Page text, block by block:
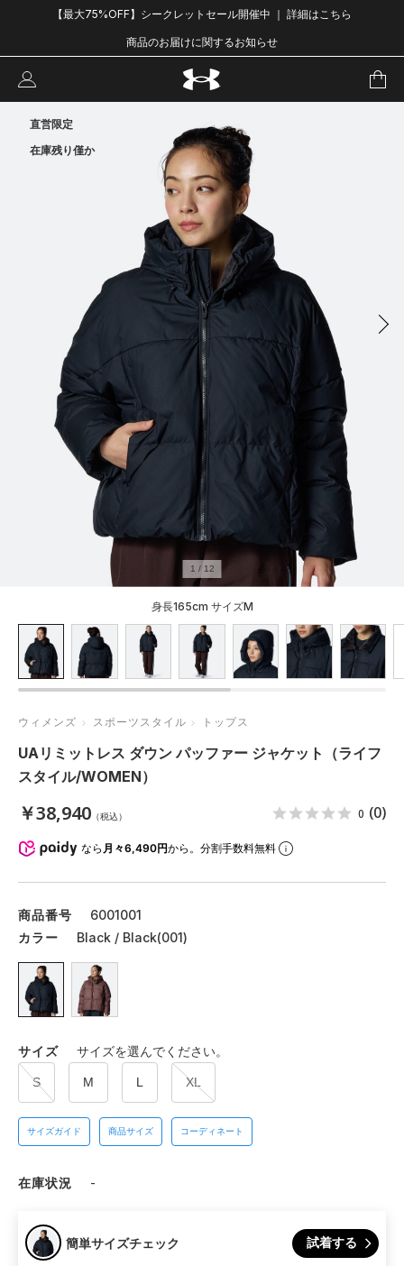
【最大75%OFF】シークレットセール開催中 ｜ 詳細はこちら
商品のお届けに関するお知らせ
直営限定
在庫残り僅か
1 /12
身長165cm サイズM
ウィメンズ スポーツスタイル トップス
UAリミットレス ダウン パッファー ジャケット（ライフ
スタイル/WOMEN）
￥38,940 （税込） 0 (0)
なら 月々6,490円から。分割手数料無料
商品番号
6001001
カラー
Black / Black(001)
サイズ サイズを選んでください。
S M L XL
サイズガイド 商品サイズ コーディネート
在庫状況 -
簡単サイズチェック 試着する